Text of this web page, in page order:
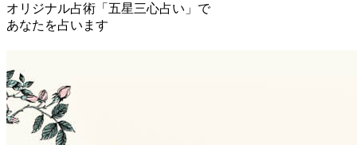
オリジナル占術「五星三心占い」で
あなたを占います